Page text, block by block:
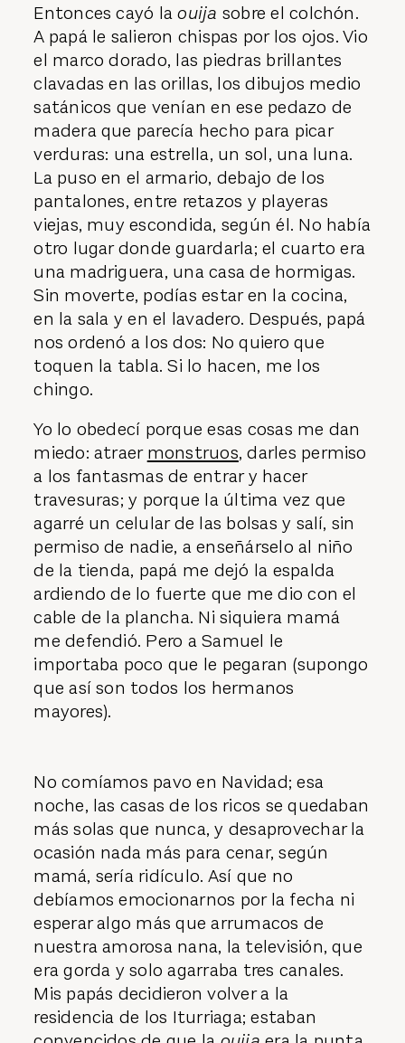
Entonces cayó laouija sobre el colchón.
A papá le salieron chispas por los ojos. Vio
el marco dorado, las piedras brillantes
clavadas en las orillas, los dibujos medio
satánicos que venían en ese pedazo de
madera que parecía hecho para picar
verduras: una estrella, un sol, una luna.
La puso en el armario, debajo de los
pantalones, entre retazos y playeras
viejas, muy escondida, según él. No había
otro lugar donde guardarla; el cuarto era
una madriguera, una casa de hormigas.
Sin moverte, podías estar en la cocina,
en la sala y en el lavadero. Después, papá
nos ordenó a los dos: No quiero que
toquen la tabla. Si lo hacen, me los
chingo.
Yo lo obedecí porque esas cosas me dan
miedo: atraermonstruos, darles permiso
a los fantasmas de entrar y hacer
travesuras; y porque la última vez que
agarré un celular de las bolsas y salí, sin
permiso de nadie, a enseñárselo al niño
de la tienda, papá me dejó la espalda
ardiendo de lo fuerte que me dio con el
cable de la plancha. Ni siquiera mamá
me defendió. Pero a Samuel le
importaba poco que le pegaran (supongo
que así son todos los hermanos
mayores).
No comíamos pavo en Navidad; esa
noche, las casas de los ricos se quedaban
más solas que nunca, y desaprovechar la
ocasión nada más para cenar, según
mamá, sería ridículo. Así que no
debíamos emocionarnos por la fecha ni
esperar algo más que arrumacos de
nuestra amorosa nana, la televisión, que
era gorda y solo agarraba tres canales.
Mis papás decidieron volver a la
residencia de los Iturriaga; estaban